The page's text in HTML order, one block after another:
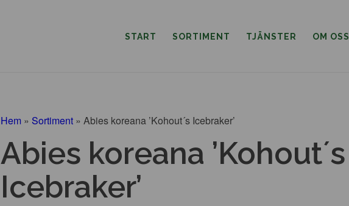
START SORTIMENT TJÄNSTER OM OSS
Hem » Sortiment » Abies koreana ’Kohout´s Icebraker’
Abies koreana ’Kohout´s
Icebraker’